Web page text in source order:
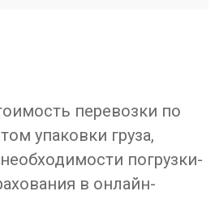
перевозки по
упаковки груза,
погрузки-
в онлайн-